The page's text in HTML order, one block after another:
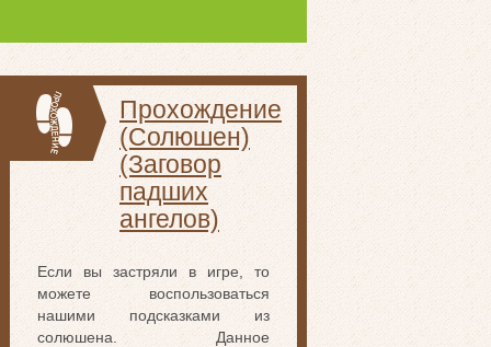
Прохождение
(Солюшен)
(Заговор
падших
ангелов)
Если вы застряли в игре, то
можете воспользоваться
нашими подсказками из
солюшена. Данное